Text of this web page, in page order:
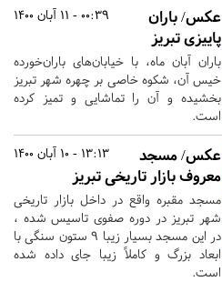
00:39 - 11 آبان 1400
عکس/ باران
پاییزی تبریز
باران آبان ماه، با خیابان‌های باران‌خورده‌
خیس آن، شکوه خاصی بر چهره‌ شهر تبریز
بخشیده و آن را تماشایی و تمیز کرده
است.
13:13 - 10 آبان 1400
عکس/ مسجد
معروف بازار تاریخی تبریز
مسجد مقبره واقع در داخل بازار تاریخی
شهر تبریز در دوره صفوی تاسیس شده ،
در این مسجد بسیار زیبا 9 ستون سنگی با
ابعاد بزرگ و کاملاً زیبا جای داده شده
است.